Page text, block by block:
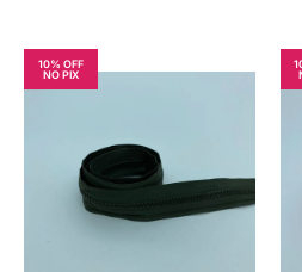
10% OFF
NO PIX